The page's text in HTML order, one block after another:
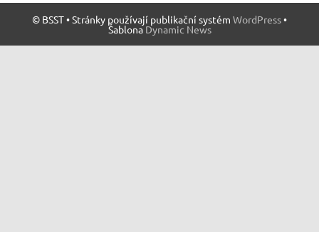
© BSST • Stránky používají publikační systém WordPress•
ŠablonaDynamic News